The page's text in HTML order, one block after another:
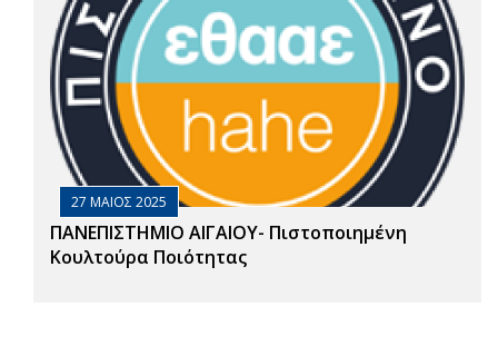
27 ΜΑΙΟΣ 2025
ΠΑΝΕΠΙΣΤΗΜΙΟ ΑΙΓΑΙΟΥ- Πιστοποιημένη
Κουλτούρα Ποιότητας